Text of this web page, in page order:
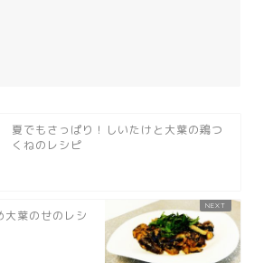
夏でもさっぱり！しいたけと大葉の鶏つ
くねのレシピ
大葉のせのレシ